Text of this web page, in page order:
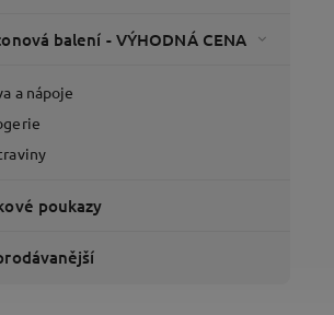
balení - VÝHODNÁ CENA
a nápoje
poukazy